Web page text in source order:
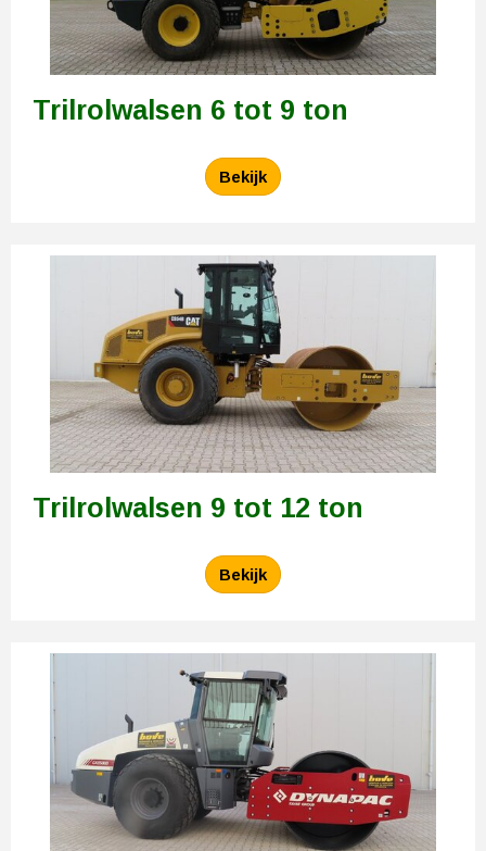
Trilrolwalsen 6 tot 9 ton
Bekijk
Trilrolwalsen 9 tot 12 ton
Bekijk